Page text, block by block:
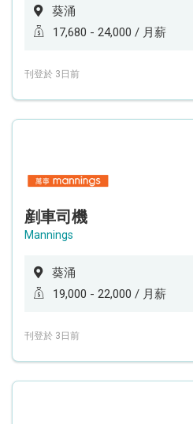
葵涌
17,680 - 24,000 / 月薪
刊登於 3日前
剷車司機
Mannings
葵涌
19,000 - 22,000 / 月薪
刊登於 3日前